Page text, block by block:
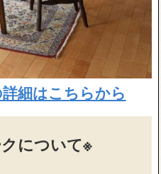
細はこちらから
について※